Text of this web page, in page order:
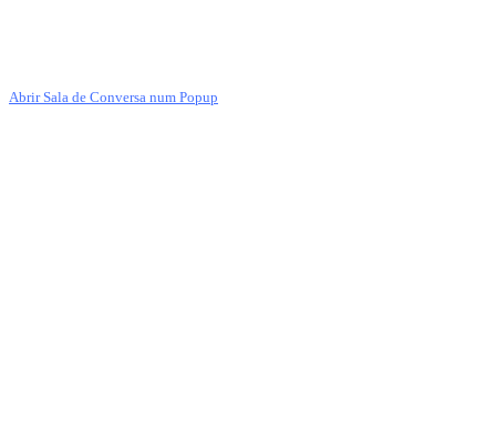
Abrir Sala de Conversa num Popup